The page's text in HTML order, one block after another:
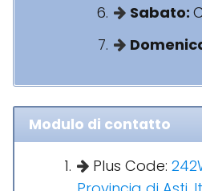
Sabato:
Modulo di contatto
Plus Code: